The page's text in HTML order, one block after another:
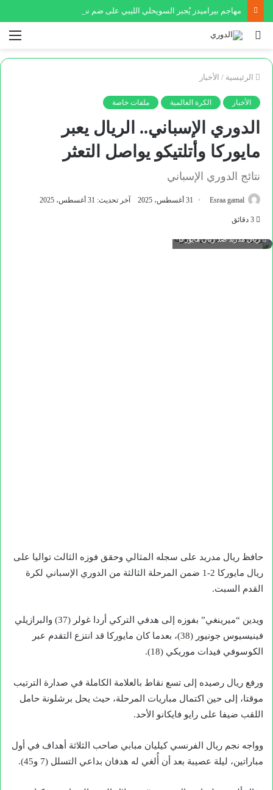
مهاجم بيراميدز يُجبر السويحلي الليبي على ضم نجم عالمي
بحث
الرئيسية / الأخبار
الأخبار الكرة العالمية ملفات خاصة
الدوري الإسباني.. الريال يعبر
مايوركا وأتلتيكو يواصل التعثر
نتائج الدوري الإسباني
Esraa gamal 31 أغسطس، 2025 آخر تحديث: 31 أغسطس، 2025
ريال مدريد ضد ريال مايوركا
حافظ ريال مدريد على سجله المثالي وحقق فوزه الثالث تواليا على
ريال مايوركا 2-1 ضمن المرحلة الثالثة من الدوري الإسباني لكرة
القدم السبت.
ويدين “ميرينغي” بفوزه إلى هدفي التركي أردا غولر (37) والبرازيلي
فينيسيوس جونيور (38)، بعدما كان مايوركا قد انتزع التقدم عبر
الكوسوفي فيدات موريكي (18).
ورفع ريال رصيده إلى تسع نقاط بالعلامة الكاملة في صدارة الترتيب
موقتا، إلى حين اكتمال مباريات المرحلة، حيث يحل برشلونة حامل
اللقب ضيفا على رايو فايكانو الأحد.
وواجه نجم ريال الفرنسي كيليان مبابي صاحب الثلاثة أهداف في أول
مباراتين، ليلة عصيبة بعد أن أُلغي له هدفان بداعي التسلل (7 و45).